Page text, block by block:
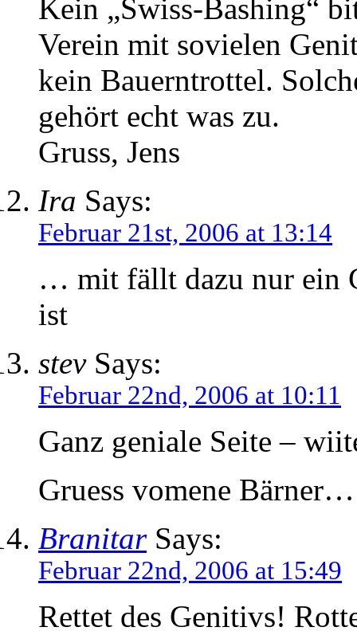
Kein „Swiss-Bashing“
Verein mit sovielen
kein Bauerntrottel.
gehört echt was zu.
Gruss, Jens
Ira Says:
Februar 21st, 2006 at 13:14
… mit fällt dazu nur ein
ist
stevSays:
Februar 22nd, 2006 at 10:11
Ganz geniale Seite –
Gruess vomene
BranitarSays:
Februar 22nd, 2006 at 15:49
Rettet des Genitivs!